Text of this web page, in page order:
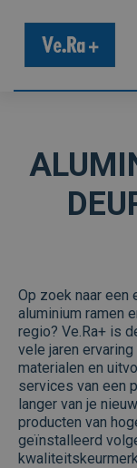
Op zoek naar een
aluminium ramen
regio? Ve.Ra+ is
vele jaren
materialen en
services van een
langer van je
producten van
geïnstalleerd